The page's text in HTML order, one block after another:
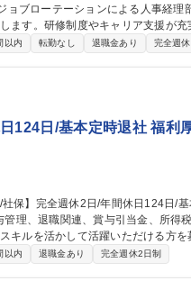
ます。研修制度やキャリア支援が充
道路に関する普及啓発事業、都内
属。※業務内容変更の範囲：会社の定
満／有給年平均16日取得
以内 転勤なし 退職金あり 完全週
124日/基本定時退社 福利
理、退職関連、賞与引当金、所得
キルを活かして活躍いただける方を
業務を決定します。 ■給与・賞与管
以内 退職金あり 完全週休2日制